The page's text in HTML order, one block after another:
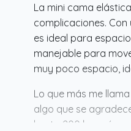
La mini cama
complicaciones.
es ideal para
manejable para
muy poco espacio,
Lo que más me
algo que se
hasta 200 kg, así